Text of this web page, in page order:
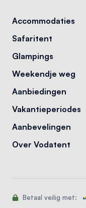
Accommodaties
Safaritent
Glampings
Weekendje weg
Aanbiedingen
Vakantieperiodes
Aanbevelingen
Over Vodatent
Betaal veilig met: